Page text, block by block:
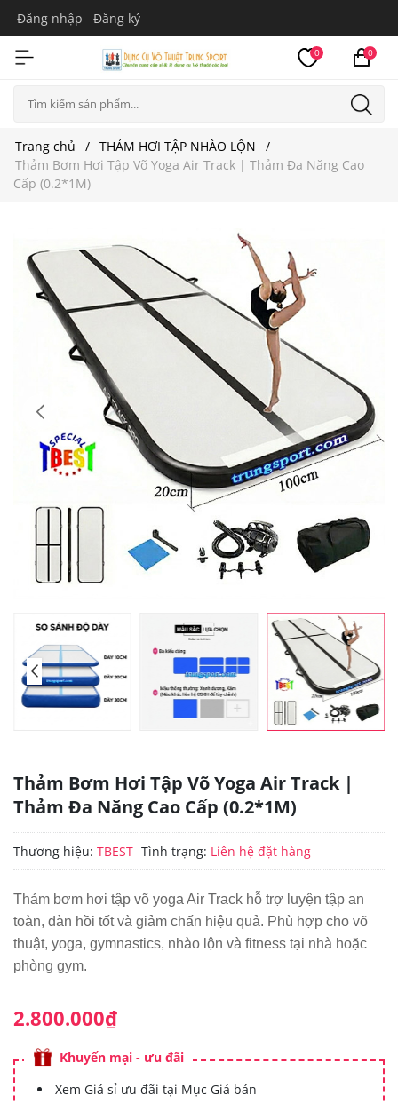
Đăng nhập Đăng ký
0 0
Trang chủ
THẢM HƠI TẬP NHÀO LỘN
Thảm Bơm Hơi Tập Võ Yoga Air Track | Thảm Đa Năng Cao
Cấp (0.2*1M)
Thảm Bơm Hơi Tập Võ Yoga Air Track |
Thảm Đa Năng Cao Cấp (0.2*1M)
Thương hiệu: TBEST Tình trạng: Liên hệ đặt hàng
Thảm bơm hơi tập võ yoga Air Track hỗ trợ luyện tập an
toàn, đàn hồi tốt và giảm chấn hiệu quả. Phù hợp cho võ
thuật, yoga, gymnastics, nhào lộn và fitness tại nhà hoặc
phòng gym.
2.800.000₫
Khuyến mại - ưu đãi
Xem Giá sỉ ưu đãi tại Mục Giá bán